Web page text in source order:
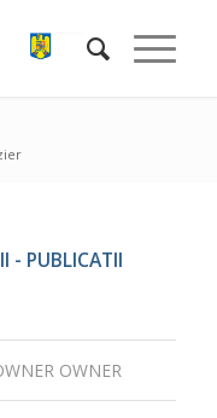
- PUBLICATII
OWNER